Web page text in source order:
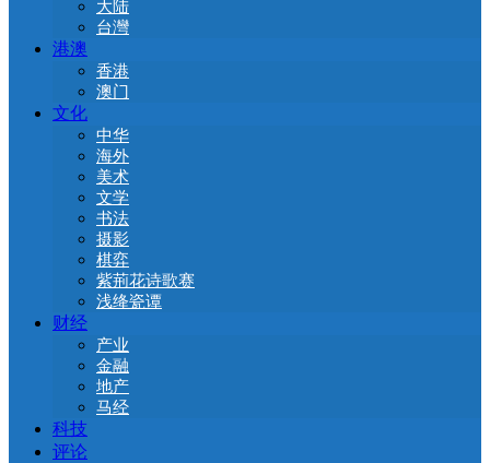
大陆
台灣
港澳
香港
澳门
文化
中华
海外
美术
文学
书法
摄影
棋弈
紫荊花诗歌赛
浅绛瓷谭
财经
产业
金融
地产
马经
科技
评论